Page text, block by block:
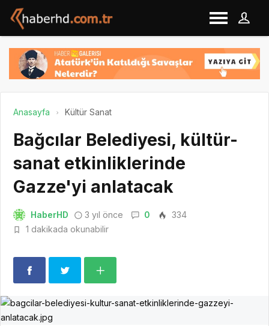
Anasayfa Kültür Sanat
Bağcılar Belediyesi, kültür-
sanat etkinliklerinde
Gazze'yi anlatacak
HaberHD 3 yıl önce 0
334
1 dakikada okunabilir